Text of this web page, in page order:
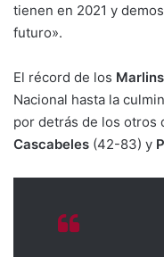
tienen en 2021 y
futuro».
El récord de los Marlins
Nacional hasta la
por detrás de los otros
Cascabeles (42-83) y